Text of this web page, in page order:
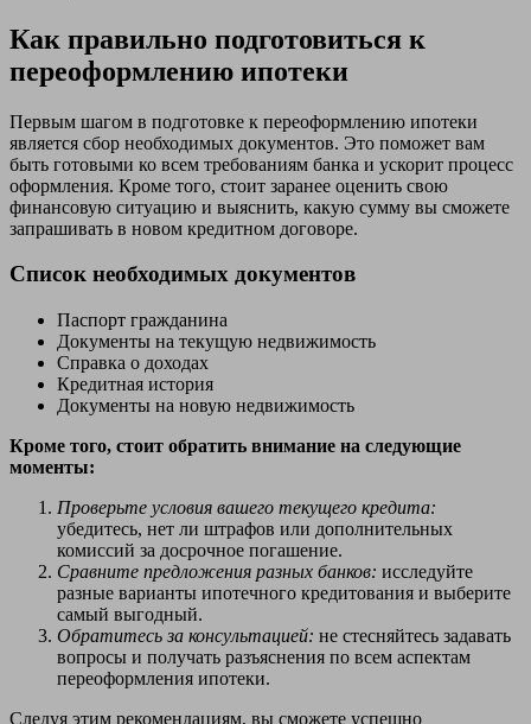
Как правильно подготовиться к
переоформлению ипотеки
Первым шагом в подготовке к переоформлению ипотеки
является сбор необходимых документов. Это поможет вам
быть готовыми ко всем требованиям банка и ускорит процесс
оформления. Кроме того, стоит заранее оценить свою
финансовую ситуацию и выяснить, какую сумму вы сможете
запрашивать в новом кредитном договоре.
Список необходимых документов
Паспорт гражданина
Документы на текущую недвижимость
Справка о доходах
Кредитная история
Документы на новую недвижимость
Кроме того, стоит обратить внимание на следующие
моменты:
Проверьте условия вашего текущего кредита:
убедитесь, нет ли штрафов или дополнительных
комиссий за досрочное погашение.
Сравните предложения разных банков: исследуйте
разные варианты ипотечного кредитования и выберите
самый выгодный.
Обратитесь за консультацией: не стесняйтесь задавать
вопросы и получать разъяснения по всем аспектам
переоформления ипотеки.
Следуя этим рекомендациям, вы сможете успешно